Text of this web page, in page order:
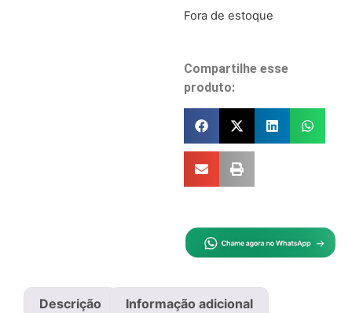
Fora de estoque
Compartilhe esse
produto:
Descrição Informação adicional